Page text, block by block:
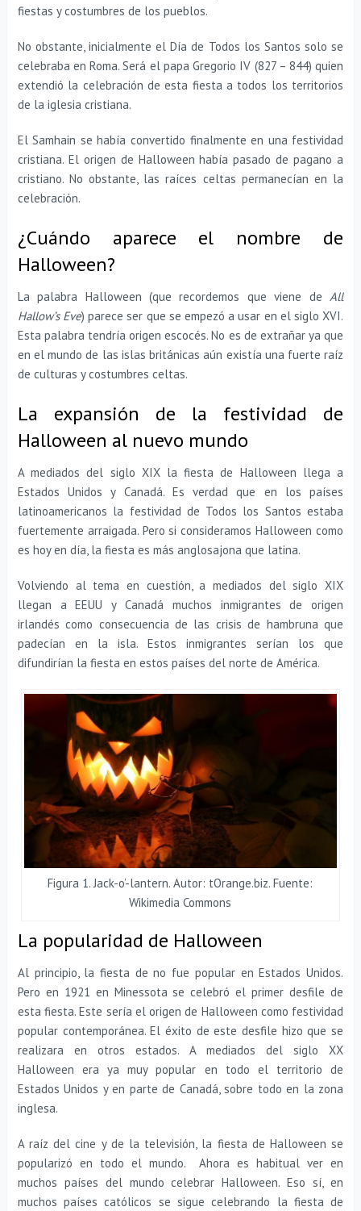
fiestas y costumbres de los pueblos.
No obstante, inicialmente el Día de Todos los Santos solo se
celebraba en Roma. Será el papa Gregorio IV (827 – 844) quien
extendió la celebración de esta fiesta a todos los territorios
de la iglesia cristiana.
El Samhain se había convertido finalmente en una festividad
cristiana. El origen de Halloween había pasado de pagano a
cristiano. No obstante, las raíces celtas permanecían en la
celebración.
¿Cuándo aparece el nombre de
Halloween?
La palabra Halloween (que recordemos que viene deAll
Hallow’s Eve) parece ser que se empezó a usar en el siglo XVI.
Esta palabra tendría origen escocés. No es de extrañar ya que
en el mundo de las islas británicas aún existía una fuerte raíz
de culturas y costumbres celtas.
La expansión de la festividad de
Halloween al nuevo mundo
A mediados del siglo XIX la fiesta de Halloween llega a
Estados Unidos y Canadá. Es verdad que en los países
latinoamericanos la festividad de Todos los Santos estaba
fuertemente arraigada. Pero si consideramos Halloween como
es hoy en día, la fiesta es más anglosajona que latina.
Volviendo al tema en cuestión, a mediados del siglo XIX
llegan a EEUU y Canadá muchos inmigrantes de origen
irlandés como consecuencia de las crisis de hambruna que
padecían en la isla. Estos inmigrantes serían los que
difundirían la fiesta en estos países del norte de América.
Figura 1. Jack-o’-lantern. Autor: tOrange.biz. Fuente:
Wikimedia Commons
La popularidad de Halloween
Al principio, la fiesta de no fue popular en Estados Unidos.
Pero en 1921 en Minessota se celebró el primer desfile de
esta fiesta. Este sería el origen de Halloween como festividad
popular contemporánea. El éxito de este desfile hizo que se
realizara en otros estados. A mediados del siglo XX
Halloween era ya muy popular en todo el territorio de
Estados Unidos y en parte de Canadá, sobre todo en la zona
inglesa.
A raíz del cine y de la televisión, la fiesta de Halloween se
popularizó en todo el mundo. Ahora es habitual ver en
muchos países del mundo celebrar Halloween. Eso sí, en
muchos países católicos se sigue celebrando la fiesta de